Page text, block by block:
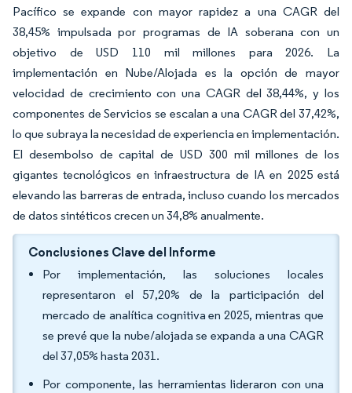
Pacífico se expande con mayor rapidez a una CAGR del
38,45% impulsada por programas de IA soberana con un
objetivo de USD 110 mil millones para 2026. La
implementación en Nube/Alojada es la opción de mayor
velocidad de crecimiento con una CAGR del 38,44%, y los
componentes de Servicios se escalan a una CAGR del 37,42%,
lo que subraya la necesidad de experiencia en implementación.
El desembolso de capital de USD 300 mil millones de los
gigantes tecnológicos en infraestructura de IA en 2025 está
elevando las barreras de entrada, incluso cuando los mercados
de datos sintéticos crecen un 34,8% anualmente.
Conclusiones Clave del Informe
Por implementación, las soluciones locales
representaron el 57,20% de la participación del
mercado de analítica cognitiva en 2025, mientras que
se prevé que la nube/alojada se expanda a una CAGR
del 37,05% hasta 2031.
Por componente, las herramientas lideraron con una